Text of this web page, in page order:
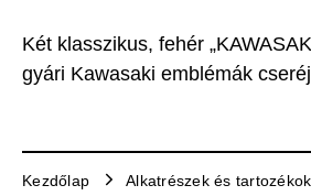
Két klasszikus, fehér
gyári Kawasaki emblémák
Kezdőlap
Alkatrészek és tartozékok